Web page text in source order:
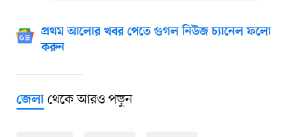
প্রথম আলোর খবর পেতে গুগল নিউজ চ্যানেল ফলো
করুন
জেলাথেকে আরও পড়ুন